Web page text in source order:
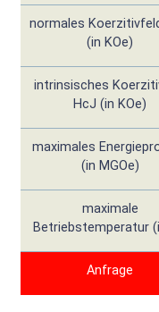
normales
(in KOe)
intrinsisches
HcJ (in KOe)
maximales
(in MGOe)
maximale
Betriebstemperatur
Anfrage